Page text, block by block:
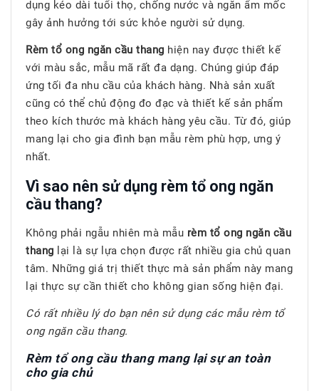
dụng kéo dài tuổi thọ, chống nước và ngăn ẩm mốc
gây ảnh hưởng tới sức khỏe người sử dụng.
Rèm tổ ong ngăn cầu thang hiện nay được thiết kế
với màu sắc, mẫu mã rất đa dạng. Chúng giúp đáp
ứng tối đa nhu cầu của khách hàng. Nhà sản xuất
cũng có thể chủ động đo đạc và thiết kế sản phẩm
theo kích thước mà khách hàng yêu cầu. Từ đó, giúp
mang lại cho gia đình bạn mẫu rèm phù hợp, ưng ý
nhất.
Vì sao nên sử dụng rèm tổ ong ngăn
cầu thang?
Không phải ngẫu nhiên mà mẫu rèm tổ ong ngăn cầu
thang lại là sự lựa chọn được rất nhiều gia chủ quan
tâm. Những giá trị thiết thực mà sản phẩm này mang
lại thực sự cần thiết cho không gian sống hiện đại.
Có rất nhiều lý do bạn nên sử dụng các mẫu rèm tổ
ong ngăn cầu thang.
Rèm tổ ong cầu thang mang lại sự an toàn
cho gia chủ